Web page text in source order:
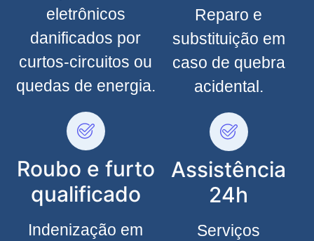
eletrônicos
danificados por
curtos-circuitos ou
quedas de energia.
Roubo e furto
qualificado
Indenização em
Reparo e
substituição em
caso de quebra
acidental.
Assistência
24h
Serviços